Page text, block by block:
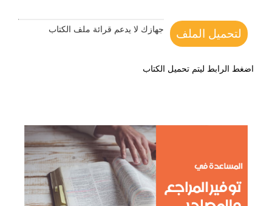
لتحميل الملف جهازك لا يدعم قرائة ملف الكتاب
اضغط الرابط ليتم تحميل الكتاب